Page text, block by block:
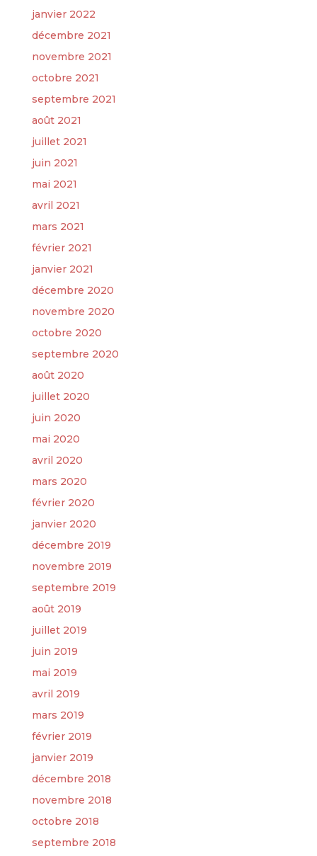
janvier 2022
décembre 2021
novembre 2021
octobre 2021
septembre 2021
août 2021
juillet 2021
juin 2021
mai 2021
avril 2021
mars 2021
février 2021
janvier 2021
décembre 2020
novembre 2020
octobre 2020
septembre 2020
août 2020
juillet 2020
juin 2020
mai 2020
avril 2020
mars 2020
février 2020
janvier 2020
décembre 2019
novembre 2019
septembre 2019
août 2019
juillet 2019
juin 2019
mai 2019
avril 2019
mars 2019
février 2019
janvier 2019
décembre 2018
novembre 2018
octobre 2018
septembre 2018